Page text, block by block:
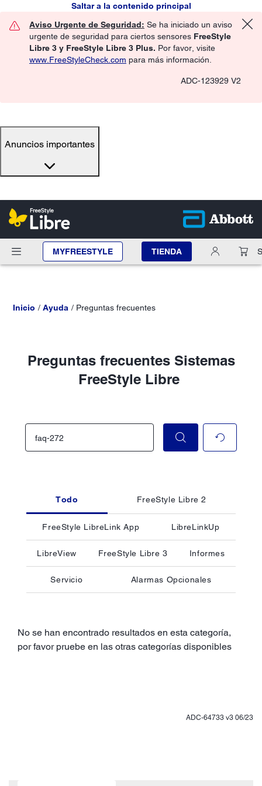
Saltar a la contenido principal
Aviso Urgente de Seguridad: Se ha iniciado un aviso
urgente de seguridad para ciertos sensores FreeStyle
Libre 3 y FreeStyle Libre 3 Plus. Por favor, visite
www.FreeStyleCheck.com para más información.
ADC-123929 V2
Anuncios importantes
MYFREESTYLE TIENDA
Inicio Ayuda Preguntas frecuentes
Preguntas frecuentes Sistemas
FreeStyle Libre
Todo FreeStyle Libre 2
FreeStyle LibreLink App LibreLinkUp
LibreView FreeStyle Libre 3 Informes
Servicio Alarmas Opcionales
No se han encontrado resultados en esta categoría,
por favor pruebe en las otras categorías disponibles
ADC-64733 v3 06/23